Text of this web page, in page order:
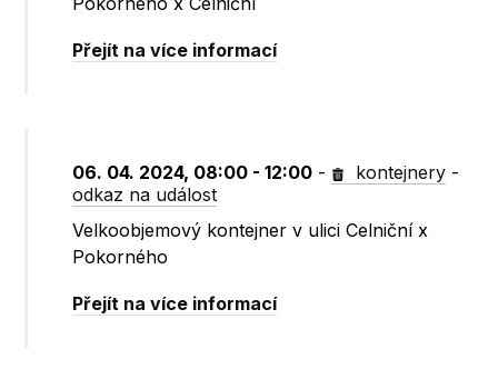
Přejít na více informací
06. 04. 2024, 08:00 - 12:00 - kontejnery -
odkaz na událost
Velkoobjemový kontejner v ulici Celniční x
Pokorného
Přejít na více informací